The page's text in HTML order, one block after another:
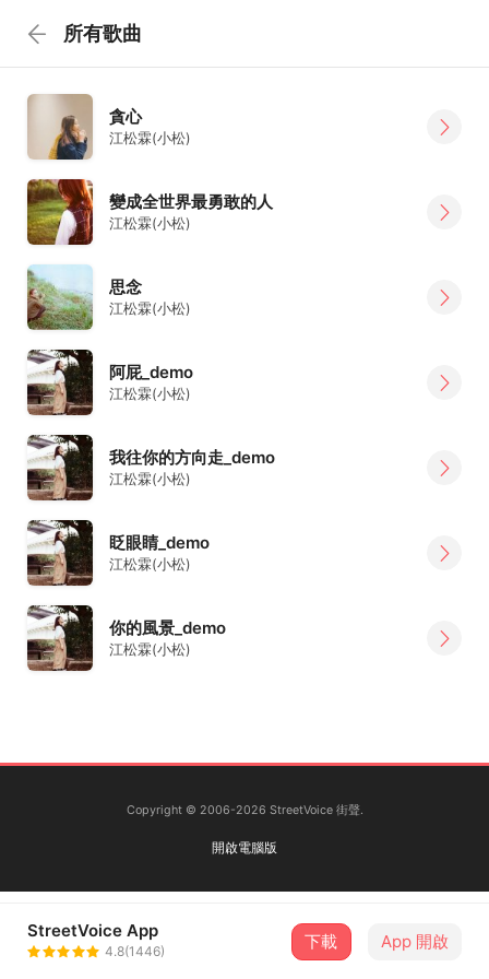
所有歌曲
貪心
江松霖(小松)
變成全世界最勇敢的人
江松霖(小松)
思念
江松霖(小松)
阿屁_demo
江松霖(小松)
我往你的方向走_demo
江松霖(小松)
眨眼睛_demo
江松霖(小松)
你的風景_demo
江松霖(小松)
Copyright © 2006-2026 StreetVoice 街聲.
開啟電腦版
StreetVoice App
4.8(1446) 下載 App 開啟